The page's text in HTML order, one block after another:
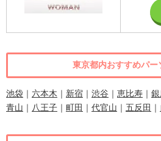
東京都内おすすめパー
池袋 六本木 新宿 渋谷 恵比寿 銀
青山
八王子 町田 代官山 五反田